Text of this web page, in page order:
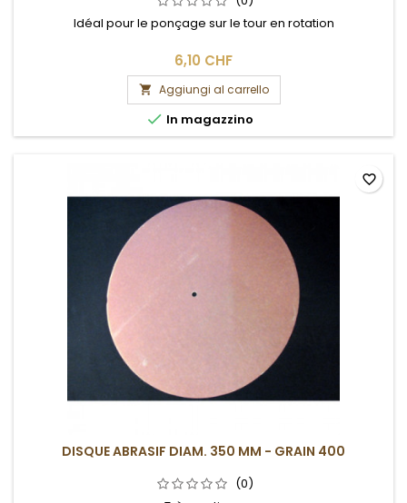
Idéal pour le ponçage sur le tour en rotation
6,10 CHF
 Aggiungi al carrello
 In magazzino
DISQUE ABRASIF DIAM. 350 MM - GRAIN 400
(0)
favorite_border